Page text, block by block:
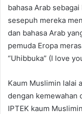
bahasa Arab
sesepuh mereka
dan bahasa Arab
pemuda Eropa
“Uhibbuka” (I love
Kaum Muslimin lalai
dengan kemewahan
IPTEK kaum